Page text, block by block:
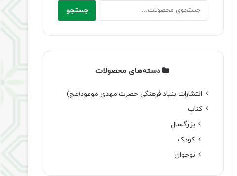
جستجو
برای:
جستجو
دسته‌های محصولات
انتشارات بنیاد فرهنگی حضرت مهدی موعود(عج)
کتاب
بزرگسال
کودک
نوجوان